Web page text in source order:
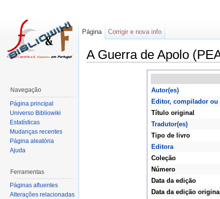
A Guerra de Apolo
Autor(es)
Editor, compilador ou
Título original
Tradutor(es)
Tipo de livro
Editora
Coleção
Número
Data da edição
Data da edição
Página Corrigir e nova info
Navegação
Página principal
Universo Bibliowiki
Estatísticas
Mudanças recentes
Página aleatória
Ajuda
Ferramentas
Páginas afluentes
Alterações relacionadas